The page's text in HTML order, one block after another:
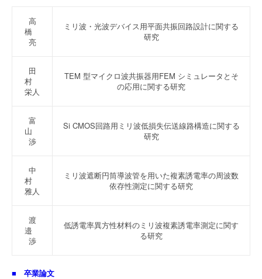
高
橋
亮
ミリ波・光波デバイス用平面共振回路設計に関する
研究
田
村
栄人
TEM 型マイクロ波共振器用FEM シミュレータとそ
の応用に関する研究
富
山
渉
Si CMOS回路用ミリ波低損失伝送線路構造に関する
研究
中
村
雅人
ミリ波遮断円筒導波管を用いた複素誘電率の周波数
依存性測定に関する研究
渡
邉
渉
低誘電率異方性材料のミリ波複素誘電率測定に関す
る研究
■ 卒業論文